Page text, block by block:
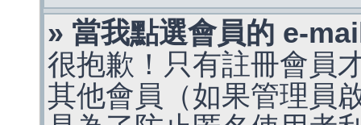
» 當我點選會員的 e-
很抱歉！只有註冊會員
其他會員（如果管理員